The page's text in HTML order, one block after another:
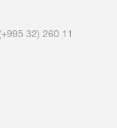
32) 260 11